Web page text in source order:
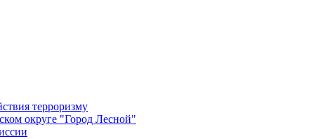
терроризму
округе "Город Лесной"